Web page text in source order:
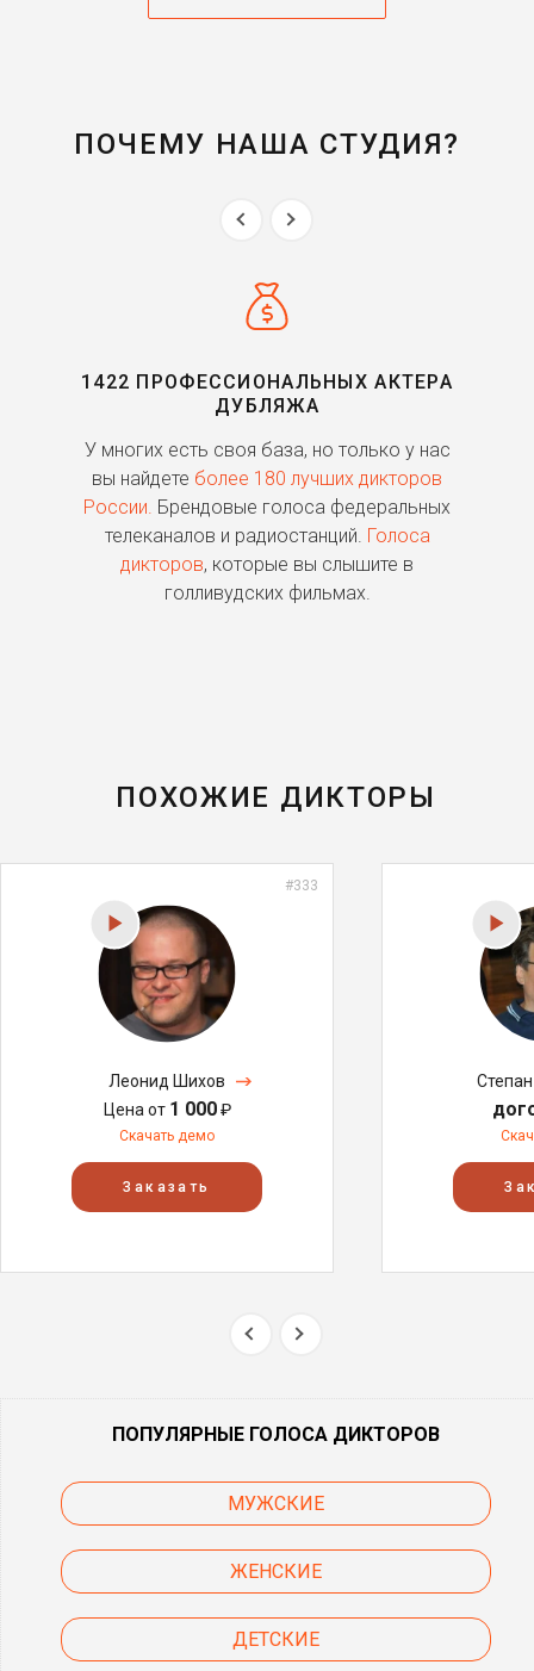
ПОЧЕМУ НАША СТУДИЯ?
1422 ПРОФЕССИОНАЛЬНЫХ АКТЕРА
ДУБЛЯЖА
У многих есть своя база, но только у нас
вы найдете более 180 лучших дикторов
России. Брендовые голоса федеральных
телеканалов и радиостанций. Голоса
дикторов, которые вы слышите в
голливудских фильмах.
ПОХОЖИЕ ДИКТОРЫ
#333
Леонид Шихов
Цена от 1 000₽
Скачать демо
Заказать
ПОПУЛЯРНЫЕ ГОЛОСА ДИКТОРОВ
МУЖСКИЕ
ЖЕНСКИЕ
ДЕТСКИЕ